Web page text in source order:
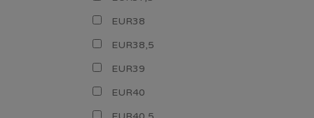
EUR38
EUR38,5
EUR39
EUR40